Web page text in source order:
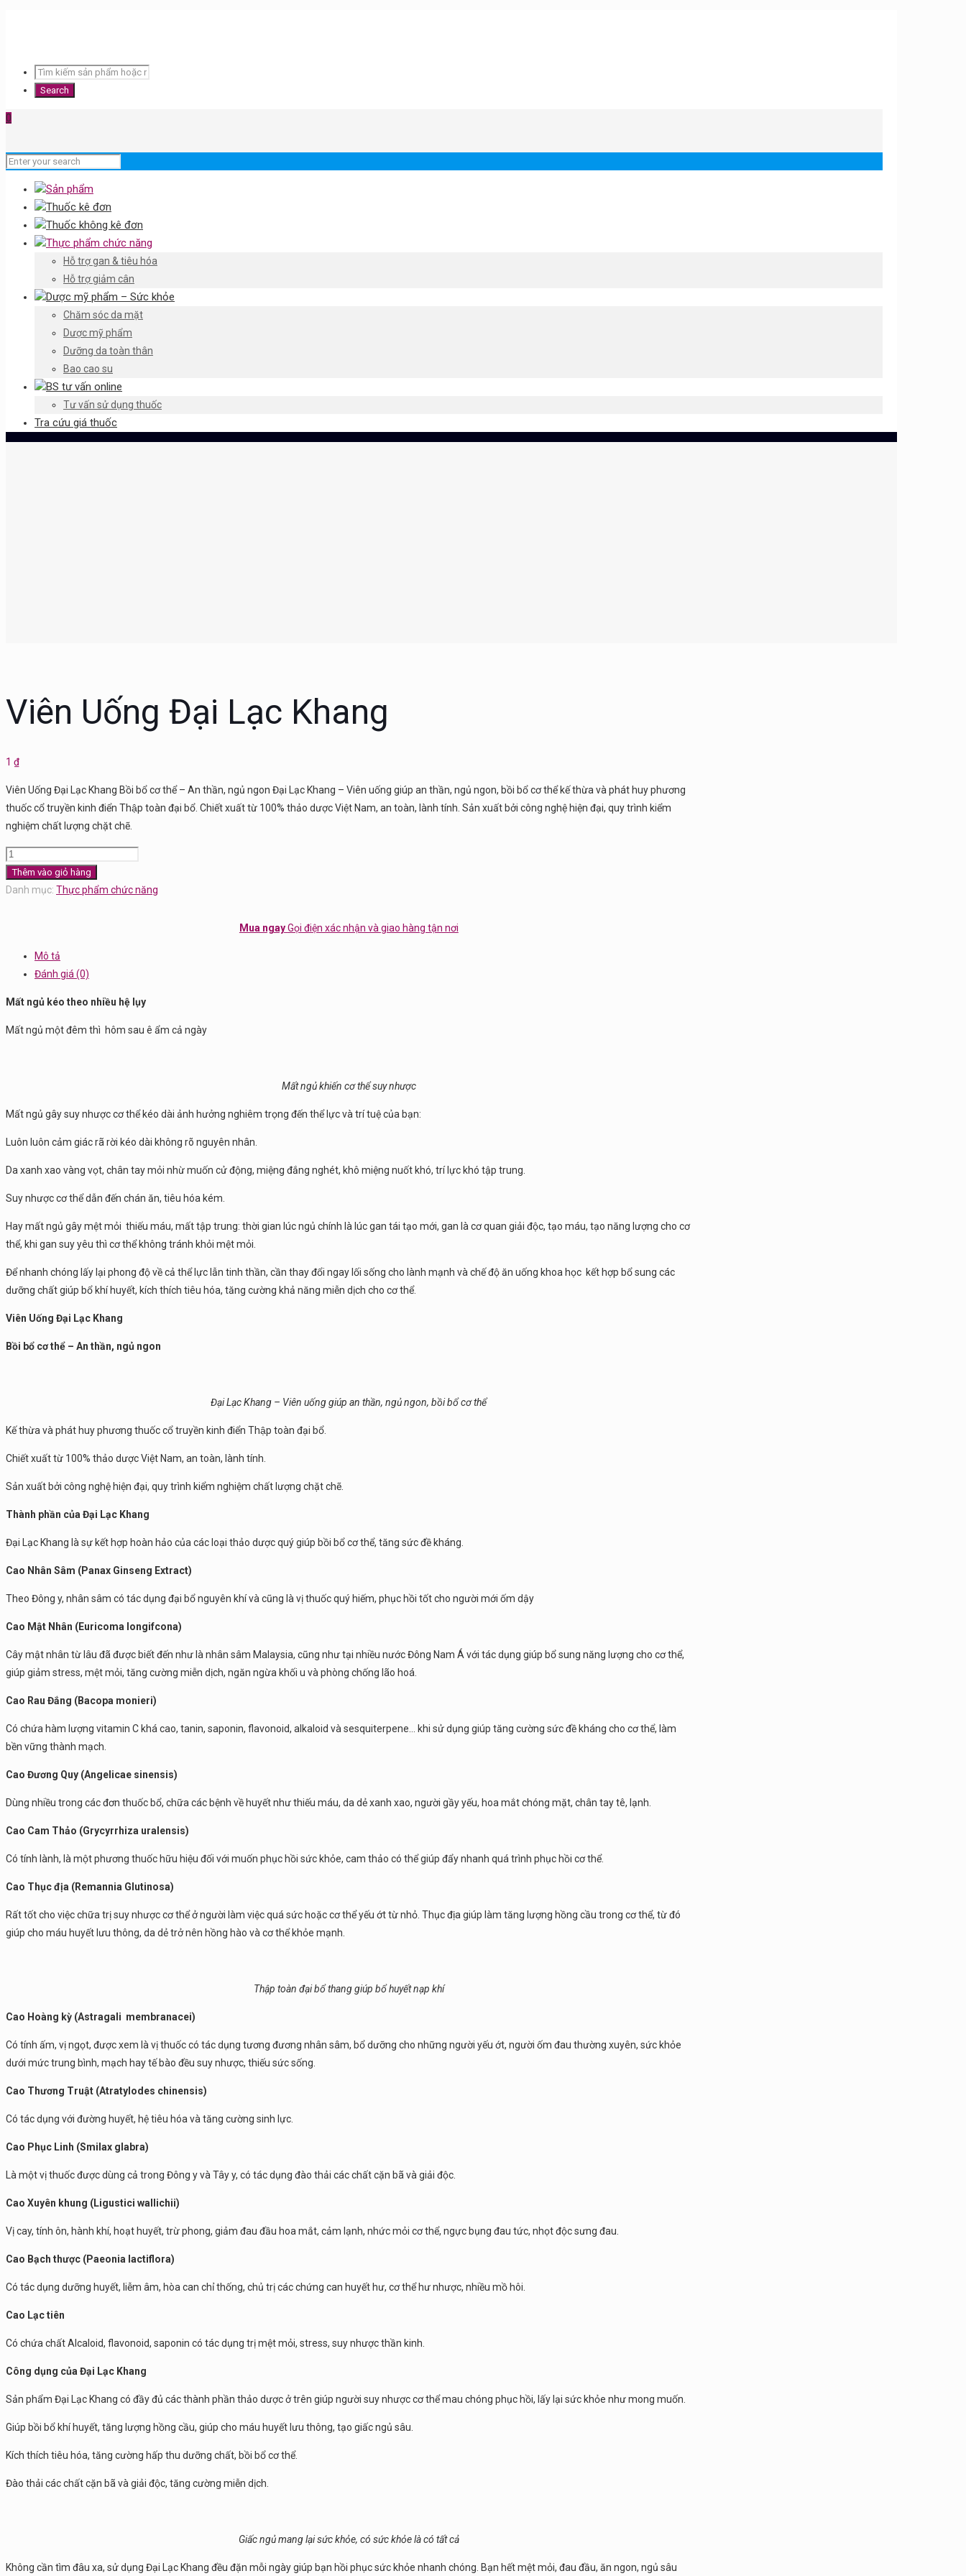
0
Sản phẩm
Thuốc kê đơn
Thuốc không kê đơn
Thực phẩm chức năng
Hỗ trợ gan & tiêu hóa
Hỗ trợ giảm cân
Dược mỹ phẩm – Sức khỏe
Chăm sóc da mặt
Dược mỹ phẩm
Dưỡng da toàn thân
Bao cao su
BS tư vấn online
Tư vấn sử dụng thuốc
Tra cứu giá thuốc
Viên Uống Đại Lạc Khang
1 ₫
Viên Uống Đại Lạc Khang Bồi bổ cơ thể – An thần, ngủ ngon Đại Lạc Khang – Viên uống giúp an thần, ngủ ngon, bồi bổ cơ thể kế thừa và phát huy phương
thuốc cổ truyền kinh điển Thập toàn đại bổ. Chiết xuất từ 100% thảo dược Việt Nam, an toàn, lành tính. Sản xuất bởi công nghệ hiện đại, quy trình kiểm
nghiệm chất lượng chặt chẽ.
Viên
Uống
Đại
lượng
Thêm vào giỏ hàng
Danh mục: Thực phẩm chức năng
Mua ngayGọi điện xác nhận và giao hàng tận nơi
Mô tả
Đánh giá (0)
Mất ngủ kéo theo nhiều hệ lụy
Mất ngủ một đêm thì hôm sau ê ẩm cả ngày
Mất ngủ khiến cơ thể suy nhược
Mất ngủ gây suy nhược cơ thể kéo dài ảnh hưởng nghiêm trọng đến thể lực và trí tuệ của bạn:
Luôn luôn cảm giác rã rời kéo dài không rõ nguyên nhân.
Da xanh xao vàng vọt, chân tay mỏi nhừ muốn cử động, miệng đắng nghét, khô miệng nuốt khó, trí lực khó tập trung.
Suy nhược cơ thể dẫn đến chán ăn, tiêu hóa kém.
Hay mất ngủ gây mệt mỏi thiếu máu, mất tập trung: thời gian lúc ngủ chính là lúc gan tái tạo mới, gan là cơ quan giải độc, tạo máu, tạo năng lượng cho cơ
thể, khi gan suy yêu thì cơ thể không tránh khỏi mệt mỏi.
Để nhanh chóng lấy lại phong độ về cả thể lực lẫn tinh thần, cần thay đổi ngay lối sống cho lành mạnh và chế độ ăn uống khoa học kết hợp bổ sung các
dưỡng chất giúp bổ khí huyết, kích thích tiêu hóa, tăng cường khả năng miễn dịch cho cơ thể.
Viên Uống Đại Lạc Khang
Bồi bổ cơ thể – An thần, ngủ ngon
Đại Lạc Khang – Viên uống giúp an thần, ngủ ngon, bồi bổ cơ thể
Kế thừa và phát huy phương thuốc cổ truyền kinh điển Thập toàn đại bổ.
Chiết xuất từ 100% thảo dược Việt Nam, an toàn, lành tính.
Sản xuất bởi công nghệ hiện đại, quy trình kiểm nghiệm chất lượng chặt chẽ.
Thành phần của Đại Lạc Khang
Đại Lạc Khang là sự kết hợp hoàn hảo của các loại thảo dược quý giúp bồi bổ cơ thể, tăng sức đề kháng.
Cao Nhân Sâm (Panax Ginseng Extract)
Theo Đông y, nhân sâm có tác dụng đại bổ nguyên khí và cũng là vị thuốc quý hiếm, phục hồi tốt cho người mới ốm dậy
Cao Mật Nhân (Euricoma longifcona)
Cây mật nhân từ lâu đã được biết đến như là nhân sâm Malaysia, cũng như tại nhiều nước Đông Nam Á với tác dụng giúp bổ sung năng lượng cho cơ thể,
giúp giảm stress, mệt mỏi, tăng cường miễn dịch, ngăn ngừa khối u và phòng chống lão hoá.
Cao Rau Đắng (Bacopa monieri)
Có chứa hàm lượng vitamin C khá cao, tanin, saponin, flavonoid, alkaloid và sesquiterpene… khi sử dụng giúp tăng cường sức đề kháng cho cơ thể, làm
bền vững thành mạch.
Cao Đương Quy (Angelicae sinensis)
Dùng nhiều trong các đơn thuốc bổ, chữa các bệnh về huyết như thiếu máu, da dẻ xanh xao, người gầy yếu, hoa mắt chóng mặt, chân tay tê, lạnh.
Cao Cam Thảo (Grycyrrhiza uralensis)
Có tính lành, là một phương thuốc hữu hiệu đối với muốn phục hồi sức khỏe, cam thảo có thể giúp đẩy nhanh quá trình phục hồi cơ thể.
Cao Thục địa (Remannia Glutinosa)
Rất tốt cho việc chữa trị suy nhược cơ thể ở người làm việc quá sức hoặc cơ thể yếu ớt từ nhỏ. Thục địa giúp làm tăng lượng hồng cầu trong cơ thể, từ đó
giúp cho máu huyết lưu thông, da dẻ trở nên hồng hào và cơ thể khỏe mạnh.
Thập toàn đại bổ thang giúp bổ huyết nạp khí
Cao Hoàng kỳ (Astragali membranacei)
Có tính ấm, vị ngọt, được xem là vị thuốc có tác dụng tương đương nhân sâm, bổ dưỡng cho những người yếu ớt, người ốm đau thường xuyên, sức khỏe
dưới mức trung bình, mạch hay tế bào đều suy nhược, thiếu sức sống.
Cao Thương Truật (Atratylodes chinensis)
Có tác dụng với đường huyết, hệ tiêu hóa và tăng cường sinh lực.
Cao Phục Linh (Smilax glabra)
Là một vị thuốc được dùng cả trong Đông y và Tây y, có tác dụng đào thải các chất cặn bã và giải độc.
Cao Xuyên khung (Ligustici wallichii)
Vị cay, tính ôn, hành khí, hoạt huyết, trừ phong, giảm đau đầu hoa mắt, cảm lạnh, nhức mỏi cơ thể, ngực bụng đau tức, nhọt độc sưng đau.
Cao Bạch thược (Paeonia lactiflora)
Có tác dụng dưỡng huyết, liễm âm, hòa can chỉ thống, chủ trị các chứng can huyết hư, cơ thể hư nhược, nhiều mồ hôi.
Cao Lạc tiên
Có chứa chất Alcaloid, flavonoid, saponin có tác dụng trị mệt mỏi, stress, suy nhược thần kinh.
Công dụng của Đại Lạc Khang
Sản phẩm Đại Lạc Khang có đầy đủ các thành phần thảo dược ở trên giúp người suy nhược cơ thể mau chóng phục hồi, lấy lại sức khỏe như mong muốn.
Giúp bồi bổ khí huyết, tăng lượng hồng cầu, giúp cho máu huyết lưu thông, tạo giấc ngủ sâu.
Kích thích tiêu hóa, tăng cường hấp thu dưỡng chất, bồi bổ cơ thể.
Đào thải các chất cặn bã và giải độc, tăng cường miễn dịch.
Giấc ngủ mang lại sức khỏe, có sức khỏe là có tất cả
Không cần tìm đâu xa, sử dụng Đại Lạc Khang đều đặn mỗi ngày giúp bạn hồi phục sức khỏe nhanh chóng. Bạn hết mệt mỏi, đau đầu, ăn ngon, ngủ sâu